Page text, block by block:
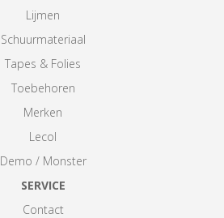
Lijmen
Schuurmateriaal
Tapes & Folies
Toebehoren
Merken
Lecol
Demo / Monster
SERVICE
Contact